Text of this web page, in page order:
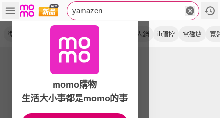
yamazen
循環扇 单人鍋 ih觸控 電磁爐 寬
momo購物
生活大小事都是momo的事